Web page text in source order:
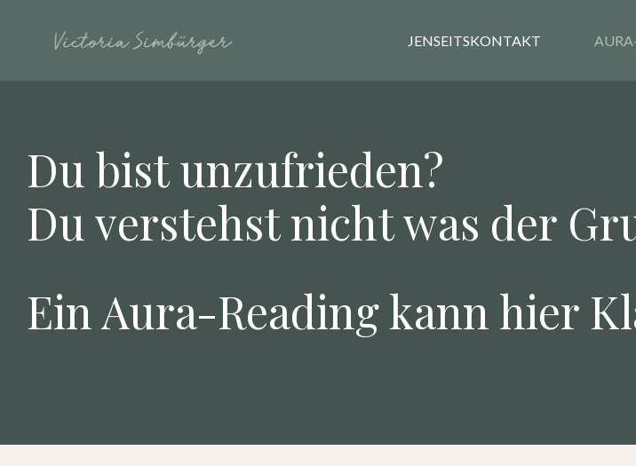
JENSEITSKONTAKT
Du bist unzufrieden?
Du verstehst nicht was der
Ein Aura-Reading kann hier